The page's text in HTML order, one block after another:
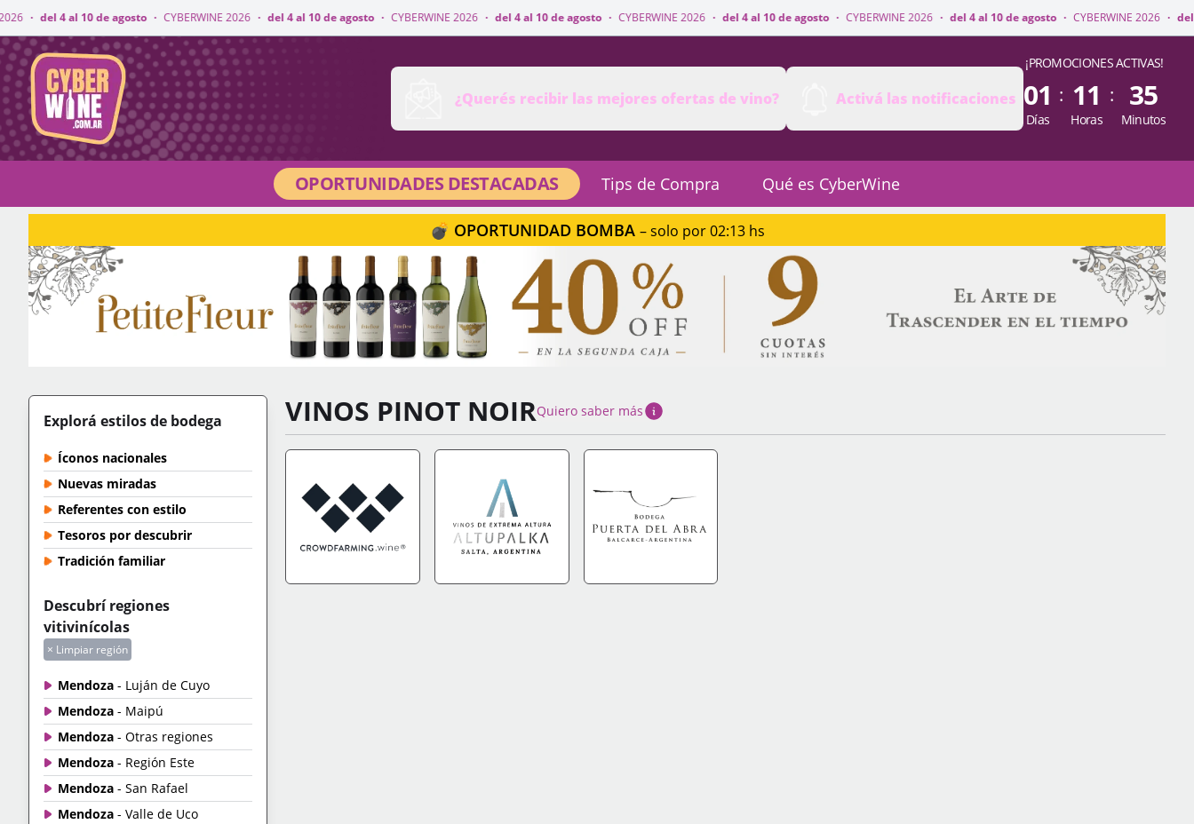
de agosto · CYBERWINE 2026 · del 4 al 10 de agosto · CYBERWINE 2026 · del 4 al 10 de agosto · CYBERWINE 2026 · del 4 al 10 de agosto · CYBERWINE 2026 · del 4 al 10 de agosto · CYBERWINE 2026 · del 4 al 10 de agosto
CyberWine
¿Querés recibir las mejores ofertas de vino?
Activá las notificaciones
¡PROMOCIONES ACTIVAS!
01
Días
: 11
Horas
: 35
Minutos
OPORTUNIDADES DESTACADAS Tips de Compra Qué es CyberWine
💣 OPORTUNIDAD BOMBA – solo por 02:13 hs
Explorá estilos de bodega
Íconos nacionales
Nuevas miradas
Referentes con estilo
Tesoros por descubrir
Tradición familiar
Descubrí regiones
vitivinícolas
× Limpiar región
Mendoza - Luján de Cuyo
Mendoza - Maipú
Mendoza - Otras regiones
Mendoza - Región Este
Mendoza - San Rafael
Mendoza - Valle de Uco
VINOS PINOT NOIRQuiero saber más